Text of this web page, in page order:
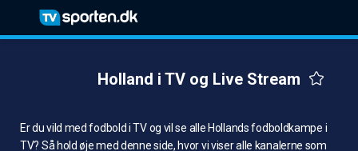
Holland i TV og Live Stream
Er du vild med fodbold i TV og vil se alle Hollands fodboldkampe i
TV? Så hold øje med denne side, hvor vi viser alle kanalerne som